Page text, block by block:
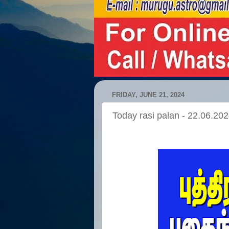
FRIDAY, JUNE 21, 2024
Today rasi palan -